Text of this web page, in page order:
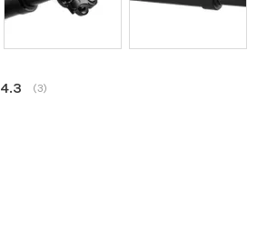
Keskimääräinen luokitus:
4.3 (äänet:
3)